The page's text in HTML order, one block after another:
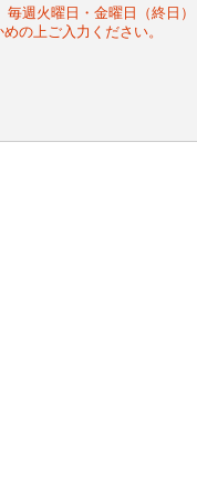
週火曜日・金曜日（終日）
の上ご入力ください。